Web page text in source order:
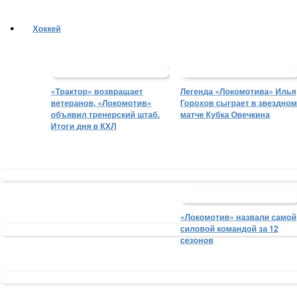
Хоккей
«Трактор» возвращает
ветеранов, «Локомотив»
объявил тренерский штаб.
Итоги дня в КХЛ
Легенда «Локомотива» Илья
Горохов сыграет в звездном
матче Кубка Овечкина
«Локомотив» назвали самой
силовой командой за 12
сезонов